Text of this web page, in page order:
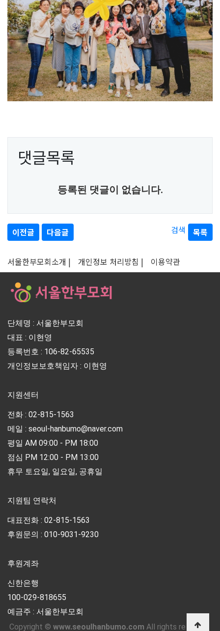
댓글목록
등록된 댓글이 없습니다.
이전글 다음글 검색 목록
서울한부모회소개 | 개인정보 처리방침 | 이용약관
단체명 : 서울한부모회
대표 : 이현영
등록번호 : 106-82-65535
개인정보보호책임자 : 이현영
지원센터
전화 : 02-815-1563
메일 : seoul-hanbumo@naver.com
평일 AM 09:00 - PM 18:00
점심 PM 12:00 - PM 13:00
휴무 토요일, 일요일, 공휴일
지원팀 연락처
대표전화 : 02-815-1563
후원문의 : 010-9031-9230
후원계좌
신한은행
100-029-818655
예금주 : 서울한부모회
Copyright © www.seoulhanbumo.com All rights reserved.